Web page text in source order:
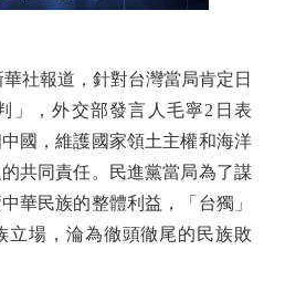
報道，針對台灣當局肯定日
」，外交部發言人毛寧2日表
國，維護國家領土主權和海洋
共同責任。民進黨當局為了謀
華民族的整體利益，「台獨」
立場，淪為徹頭徹尾的民族敗